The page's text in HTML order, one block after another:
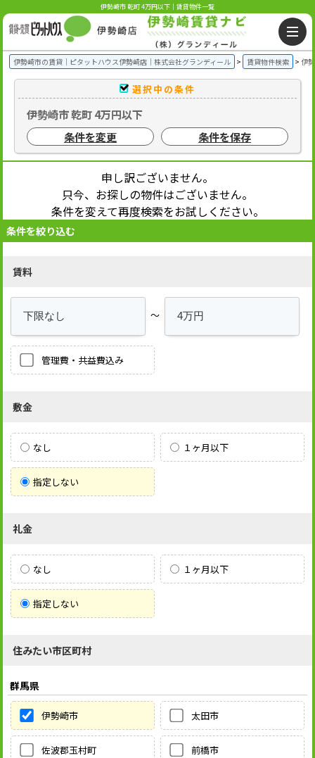
伊勢崎市 乾町 4万円以下｜賃貸物件一覧
伊勢崎市の賃貸｜ピタットハウス伊勢崎店｜株式会社グランディール 賃貸物件検索 伊
選択中の条件
伊勢崎市 乾町 4万円以下
条件を変更
条件を保存
申し訳ございません。
只今、お探しの物件はございません。
条件を変えて再度検索をお試しください。
条件を絞り込む
賃料
～
管理費・共益費込み
敷金
なし １ヶ月以下
指定しない
礼金
なし １ヶ月以下
指定しない
住みたい市区町村
群馬県
伊勢崎市 太田市
佐波郡玉村町 前橋市